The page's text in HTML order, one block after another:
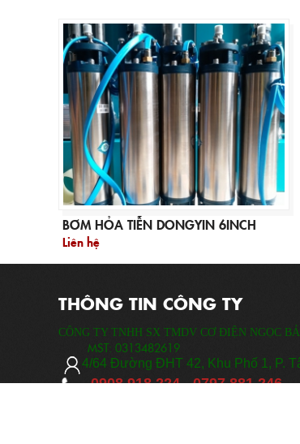
BƠM HỎA TIỄN DONGYIN 6INCH
Liên hệ
THÔNG TIN CÔNG TY
CÔNG TY TNHH SX TMDV CƠ ĐIỆN NGỌC
MST: 0313482619
4/64 Đường ĐHT 42, Khu Phố 1, P.
0908 918 224 -0797 881 246